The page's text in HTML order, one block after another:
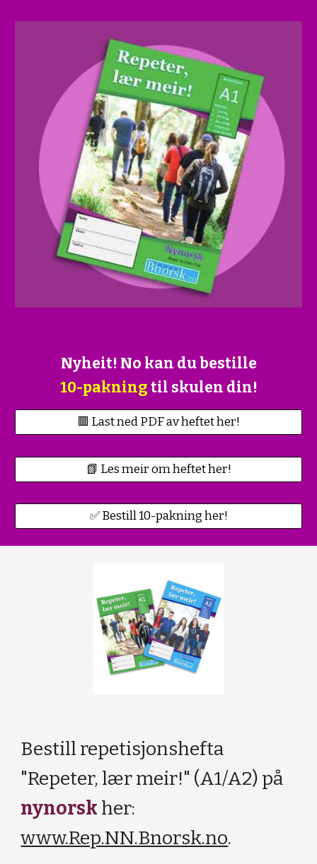
Nyheit! No kan du bestille
10-pakningtil skulen din!
🟥 Last ned PDF av heftet her!
📗 Les meir om heftet her!
✅ Bestill 10-pakning her!
Bestill repetisjonshefta
"Repeter, lær meir!" (A1/A2) på
nynorsk her:
www.Rep.NN.Bnorsk.no.